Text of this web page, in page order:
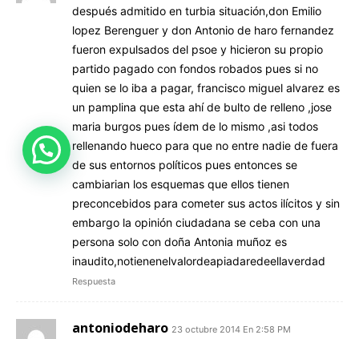
después admitido en turbia situación,don Emilio
lopez Berenguer y don Antonio de haro fernandez
fueron expulsados del psoe y hicieron su propio
partido pagado con fondos robados pues si no
quien se lo iba a pagar, francisco miguel alvarez es
un pamplina que esta ahí de bulto de relleno ,jose
maria burgos pues ídem de lo mismo ,asi todos
rellenando hueco para que no entre nadie de fuera
de sus entornos políticos pues entonces se
cambiarian los esquemas que ellos tienen
preconcebidos para cometer sus actos ilícitos y sin
embargo la opinión ciudadana se ceba con una
persona solo con doña Antonia muñoz es
inaudito,notienenelvalordeapiadaredeellaverdad
Respuesta
antoniodeharo 23 octubre 2014 En 2:58 PM
¿Le ayudamos?